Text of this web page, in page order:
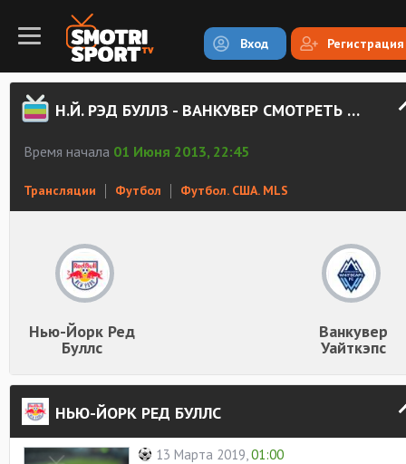
Вход Регистрация
Н.Й. РЭД БУЛЛЗ - ВАНКУВЕР СМОТРЕТЬ ОНЛАЙН
Время начала 01 Июня 2013, 22:45
Трансляции Футбол Футбол. США. MLS
Нью-Йорк Ред
Буллс
Ванкувер
Уайткэпс
НЬЮ-ЙОРК РЕД БУЛЛС
13 Марта 2019,01:00